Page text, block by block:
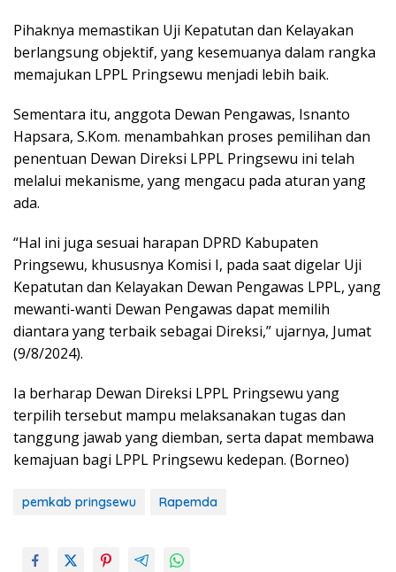
Pihaknya memastikan Uji Kepatutan dan Kelayakan
berlangsung objektif, yang kesemuanya dalam rangka
memajukan LPPL Pringsewu menjadi lebih baik.
Sementara itu, anggota Dewan Pengawas, Isnanto
Hapsara, S.Kom. menambahkan proses pemilihan dan
penentuan Dewan Direksi LPPL Pringsewu ini telah
melalui mekanisme, yang mengacu pada aturan yang
ada.
“Hal ini juga sesuai harapan DPRD Kabupaten
Pringsewu, khususnya Komisi I, pada saat digelar Uji
Kepatutan dan Kelayakan Dewan Pengawas LPPL, yang
mewanti-wanti Dewan Pengawas dapat memilih
diantara yang terbaik sebagai Direksi,” ujarnya, Jumat
(9/8/2024).
Ia berharap Dewan Direksi LPPL Pringsewu yang
terpilih tersebut mampu melaksanakan tugas dan
tanggung jawab yang diemban, serta dapat membawa
kemajuan bagi LPPL Pringsewu kedepan. (Borneo)
pemkab pringsewu Rapemda